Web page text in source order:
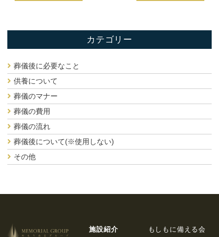
カテゴリー
葬儀後に必要なこと
供養について
葬儀のマナー
葬儀の費用
葬儀の流れ
葬儀後について(※使用しない)
その他
施設紹介
もしもに備える会